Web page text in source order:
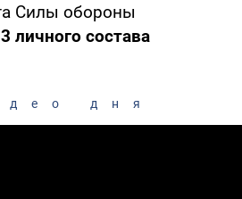
Силы обороны
личного состава
дня